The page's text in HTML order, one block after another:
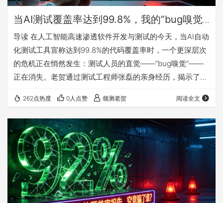
当AI测试覆盖率达到99.8%，我的“bug嗅觉”
却消失了
导读 在人工智能高速渗透软件开发与测试的今天，当AI自动
化测试工具宣称达到99.8%的代码覆盖率时，一个更深层次
的危机正在悄然发生：测试人员的直觉——“bug嗅觉”——
正在消失。老贺通过测试工程师张磊的亲身经历，揭示了一
的同时，也在无形中“驯化”了人类专家，导致他们从“主动怀
疑”的探索者退化为“被动接收报告”的审查员。 老贺并非否定
AI的价值，而是警示一种危险的“能力让渡”。当AI生成的测
试用例专注于覆盖所有“已知路径”时，那些潜藏在业务逻辑
边缘、时序竞态、数据…
262点热度 0人点赞 领测老贺 阅读全文